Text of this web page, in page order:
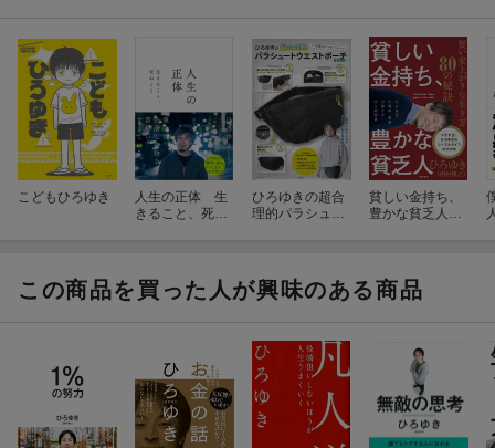
こどもひろゆき
人生の正体 生
きること、死ぬ
ひろゆきの超合
理的パラシュー
貧しい金持ち、
豊かな貧乏人
この商品を買った人が興味のある商品